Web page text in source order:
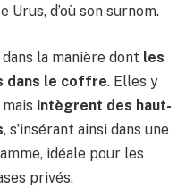
d’où son surnom.
la manière dont les
dans le coffre. Elles y
intègrent des haut-
, s’insérant ainsi dans une
idéale pour les
privés.